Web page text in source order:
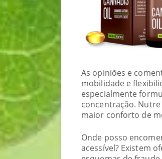
As opiniões e
mobilidade e
especialmente
concentração.
maior conforto de
Onde posso
acessível? Existem